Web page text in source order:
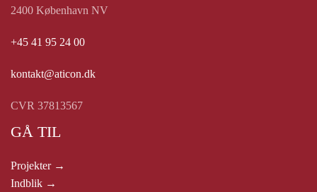
2400 København NV
+45 41 95 24 00
kontakt@aticon.dk
CVR 37813567
GÅ TIL
Projekter →
Indblik →